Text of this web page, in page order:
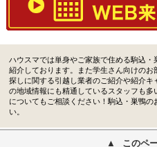
ハウスマでは単身やご家族で住める駒込
紹介しております。また学生さん向けの
探しに関する引越し業者のご紹介や紹介
の地域情報にも精通しているスタッフも
についてもご相談ください！駒込・巣鴨
い。
このペ